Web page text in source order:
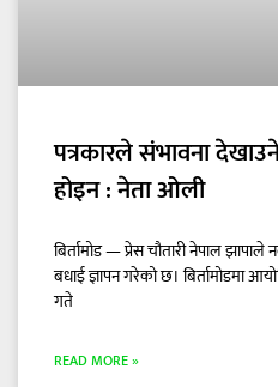
पत्रकारले संभावना
होइन : नेता ओली
बिर्तामोड — प्रेस चौतारी नेपाल
बधाई ज्ञापन गरेको छ। बिर्तामोडमा
गते
READ MORE »